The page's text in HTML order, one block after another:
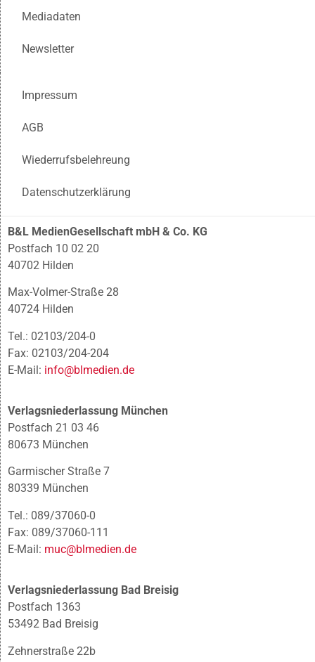
Mediadaten
Newsletter
Impressum
AGB
Wiederrufsbelehreung
Datenschutzerklärung
B&L MedienGesellschaft mbH & Co. KG
Postfach 10 02 20
40702 Hilden
Max-Volmer-Straße 28
40724 Hilden
Tel.: 02103/204-0
Fax: 02103/204-204
E-Mail: info@blmedien.de
Verlagsniederlassung München
Postfach 21 03 46
80673 München
Garmischer Straße 7
80339 München
Tel.: 089/37060-0
Fax: 089/37060-111
E-Mail: muc@blmedien.de
Verlagsniederlassung Bad Breisig
Postfach 1363
53492 Bad Breisig
Zehnerstraße 22b